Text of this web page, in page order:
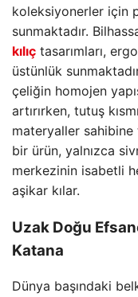
koleksiyonerler için
sunmaktadır.
kılıç tasarımları,
üstünlük
çeliğin homojen
artırırken, tutuş
materyaller
bir ürün, yalnızca
merkezinin isabetli
aşikar kılar.
Uzak Doğu
Katana
Dünya başındaki